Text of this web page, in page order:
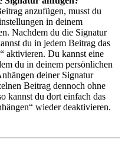
anzufügen, musst du
in deinem
Nachdem du die Signatur
du in jedem Beitrag das
aktivieren. Du kannst eine
du in deinem persönlichen
deiner Signatur
Beitrag dennoch ohne
kannst du dort einfach das
wieder deaktivieren.